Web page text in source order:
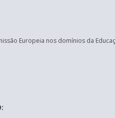
Europeia nos domínios da